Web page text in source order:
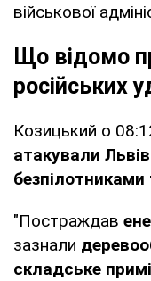
військової
Що відомо
російських
Козицький о
атакували
"Постраждав
зазнали
складське